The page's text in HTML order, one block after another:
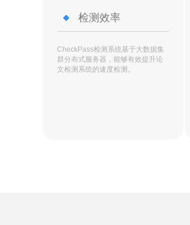
检测效率
CheckPass检测系统基于大数据集
群分布式服务器，能够有效提升论
文检测系统的速度检测。